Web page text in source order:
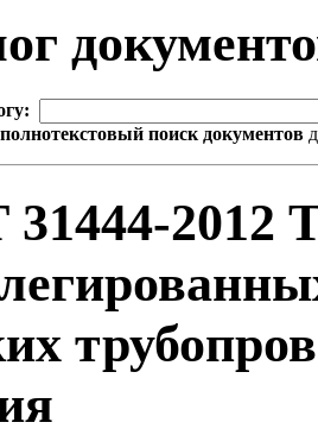
поиск документов
2012